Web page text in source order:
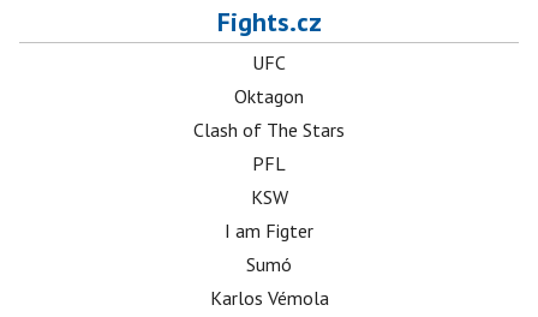
Fights.cz
UFC
Oktagon
Clash of The Stars
PFL
KSW
I am Figter
Sumó
Karlos Vémola